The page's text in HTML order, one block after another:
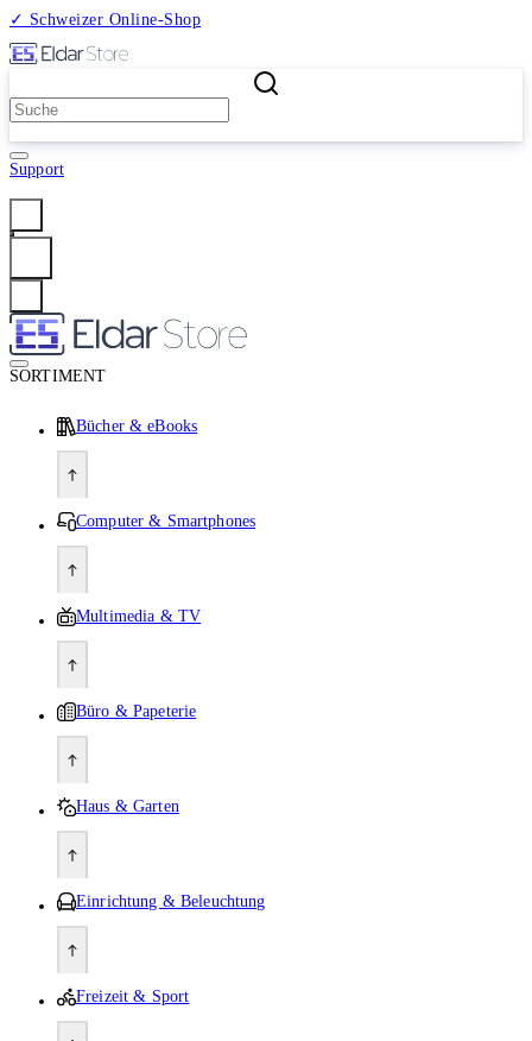
✓ Schweizer Online-Shop
Support
SORTIMENT
Bücher & eBooks
Computer & Smartphones
Multimedia & TV
Büro & Papeterie
Haus & Garten
Einrichtung & Beleuchtung
Freizeit & Sport